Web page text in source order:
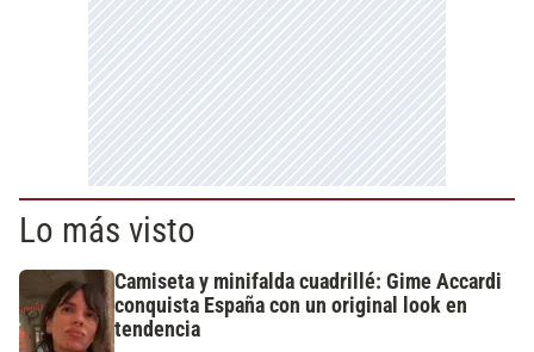
Lo más visto
Camiseta y minifalda cuadrillé: Gime Accardi
conquista España con un original look en
tendencia